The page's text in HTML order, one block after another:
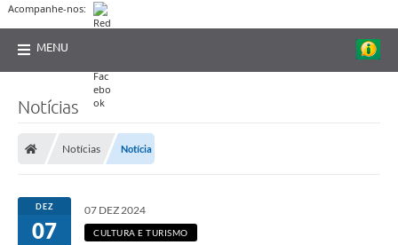
Acompanhe-nos:
MENU
Notícias
Notícias Notícia
DEZ
07
07 DEZ 2024
CULTURA E TURISMO